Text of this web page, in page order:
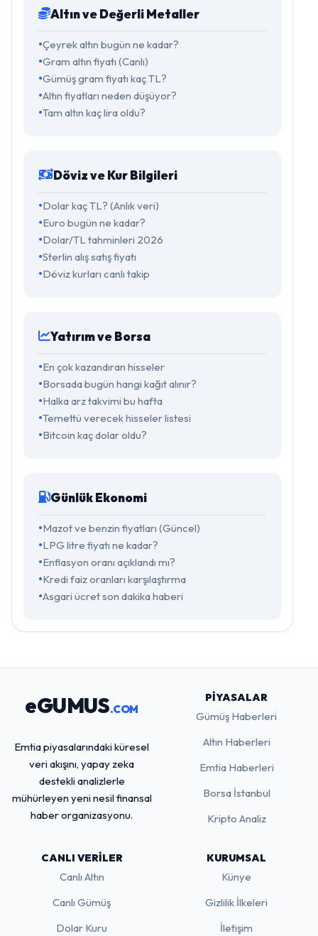
Altın ve Değerli Metaller
Çeyrek altın bugün ne kadar?
Gram altın fiyatı (Canlı)
Gümüş gram fiyatı kaç TL?
Altın fiyatları neden düşüyor?
Tam altın kaç lira oldu?
Döviz ve Kur Bilgileri
Dolar kaç TL? (Anlık veri)
Euro bugün ne kadar?
Dolar/TL tahminleri 2026
Sterlin alış satış fiyatı
Döviz kurları canlı takip
Yatırım ve Borsa
En çok kazandıran hisseler
Borsada bugün hangi kağıt alınır?
Halka arz takvimi bu hafta
Temettü verecek hisseler listesi
Bitcoin kaç dolar oldu?
Günlük Ekonomi
Mazot ve benzin fiyatları (Güncel)
LPG litre fiyatı ne kadar?
Enflasyon oranı açıklandı mı?
Kredi faiz oranları karşılaştırma
Asgari ücret son dakika haberi
eGUMUS.COM
Emtia piyasalarındaki küresel
veri akışını, yapay zeka
destekli analizlerle
mühürleyen yeni nesil finansal
haber organizasyonu.
PIYASALAR
Gümüş Haberleri
Altın Haberleri
Emtia Haberleri
Borsa İstanbul
Kripto Analiz
CANLI VERILER
Canlı Altın
Canlı Gümüş
Dolar Kuru
KURUMSAL
Künye
Gizlilik İlkeleri
İletişim